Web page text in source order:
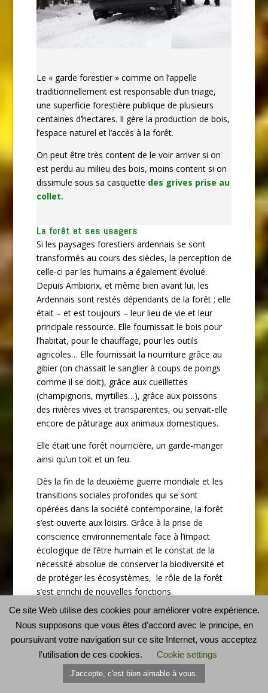
Le « garde forestier » comme on l’appelle
traditionnellement est responsable d’un triage,
une superficie forestière publique de plusieurs
centaines d’hectares. Il gère la production de bois,
l’espace naturel et l’accès à la forêt.
On peut être très content de le voir arriver si on
est perdu au milieu des bois, moins content si on
dissimule sous sa casquette des grives prise au
collet.
La forêt et ses usagers
Si les paysages forestiers ardennais se sont
transformés au cours des siècles, la perception de
celle-ci par les humains a également évolué.
Depuis Ambiorix, et même bien avant lui, les
Ardennais sont restés dépendants de la forêt ; elle
était – et est toujours – leur lieu de vie et leur
principale ressource. Elle fournissait le bois pour
l’habitat, pour le chauffage, pour les outils
agricoles… Elle fournissait la nourriture grâce au
gibier (on chassait le sanglier à coups de poings
comme il se doit), grâce aux cueillettes
(champignons, myrtilles…), grâce aux poissons
des rivières vives et transparentes, ou servait-elle
encore de pâturage aux animaux domestiques.
Elle était une forêt nourricière, un garde-manger
ainsi qu’un toit et un feu.
Dès la fin de la deuxième guerre mondiale et les
transitions sociales profondes qui se sont
opérées dans la société contemporaine, la forêt
s’est ouverte aux loisirs. Grâce à la prise de
conscience environnementale face à l’impact
écologique de l’être humain et le constat de la
nécessité absolue de conserver la biodiversité et
de protéger les écosystèmes, le rôle de la forêt
s’est enrichi de nouvelles fonctions.
Elle était nourricière, donc économique. Elle s’est
chargée de nouvelles responsabilités : un rôle
social et un rôle écologique.
Ce site Web utilise des cookies pour améliorer votre expérience.
Nous supposons que vous êtes d'accord avec le principe, en
poursuivant votre navigation sur ce site Internet, vous acceptez
l’utilisation de ces cookies.
Cookie settings
J'accepte, c'est bien aimable à vous.